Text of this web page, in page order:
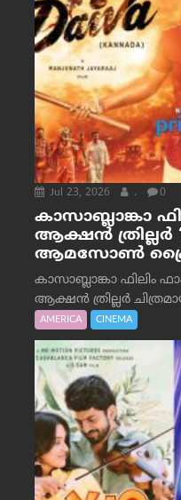
Jul 23, 2026 . 0
കാസാബ്ലാങ്കാ
ആക്ഷൻ ത്രില്ലർ
ആമസോൺ
കാസാബ്ലാങ്കാ ഫിലിം
ആക്ഷൻ ത്രില്ലർ
AMERICA CINEMA